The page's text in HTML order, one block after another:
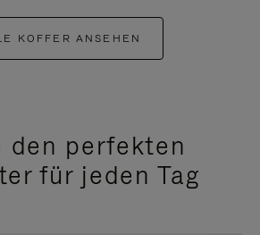
KOFFER ANSEHEN
den perfekten
für jeden Tag